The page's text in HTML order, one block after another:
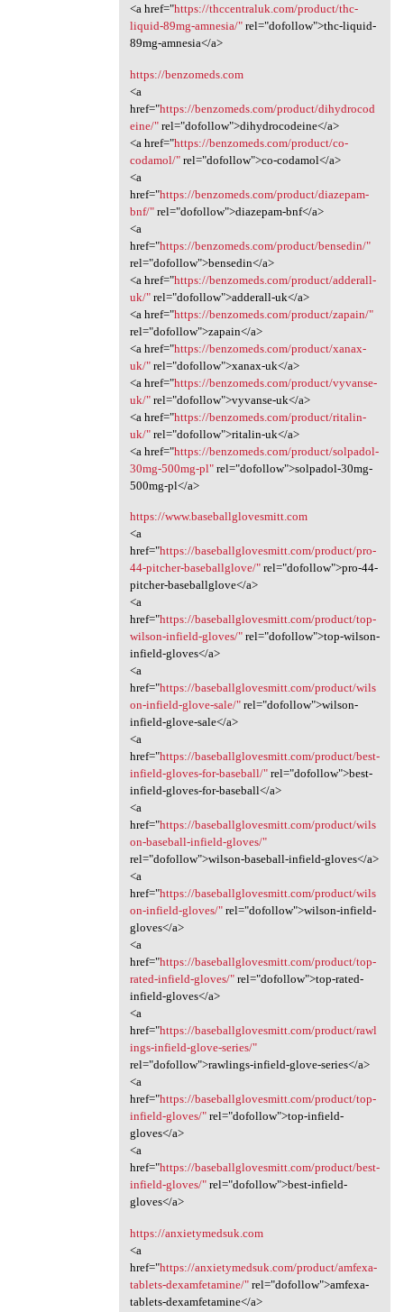
<a href="https://thccentraluk.com/product/thc-
liquid-89mg-amnesia/"rel="dofollow">thc-liquid-
89mg-amnesia</a>
https://benzomeds.com
<a
href="https://benzomeds.com/product/dihydrocod
eine/"rel="dofollow">dihydrocodeine</a>
<a href="https://benzomeds.com/product/co-
codamol/"rel="dofollow">co-codamol</a>
<a
href="https://benzomeds.com/product/diazepam-
bnf/"rel="dofollow">diazepam-bnf</a>
<a
href="https://benzomeds.com/product/bensedin/"
rel="dofollow">bensedin</a>
<a href="https://benzomeds.com/product/adderall-
uk/"rel="dofollow">adderall-uk</a>
<a href="https://benzomeds.com/product/zapain/"
rel="dofollow">zapain</a>
<a href="https://benzomeds.com/product/xanax-
uk/"rel="dofollow">xanax-uk</a>
<a href="https://benzomeds.com/product/vyvanse-
uk/"rel="dofollow">vyvanse-uk</a>
<a href="https://benzomeds.com/product/ritalin-
uk/"rel="dofollow">ritalin-uk</a>
<a href="https://benzomeds.com/product/solpadol-
30mg-500mg-pl"rel="dofollow">solpadol-30mg-
500mg-pl</a>
https://www.baseballglovesmitt.com
<a
href="https://baseballglovesmitt.com/product/pro-
44-pitcher-baseballglove/"rel="dofollow">pro-44-
pitcher-baseballglove</a>
<a
href="https://baseballglovesmitt.com/product/top-
wilson-infield-gloves/"rel="dofollow">top-wilson-
infield-gloves</a>
<a
href="https://baseballglovesmitt.com/product/wils
on-infield-glove-sale/"rel="dofollow">wilson-
infield-glove-sale</a>
<a
href="https://baseballglovesmitt.com/product/best-
infield-gloves-for-baseball/"rel="dofollow">best-
infield-gloves-for-baseball</a>
<a
href="https://baseballglovesmitt.com/product/wils
on-baseball-infield-gloves/"
rel="dofollow">wilson-baseball-infield-gloves</a>
<a
href="https://baseballglovesmitt.com/product/wils
on-infield-gloves/"rel="dofollow">wilson-infield-
gloves</a>
<a
href="https://baseballglovesmitt.com/product/top-
rated-infield-gloves/"rel="dofollow">top-rated-
infield-gloves</a>
<a
href="https://baseballglovesmitt.com/product/rawl
ings-infield-glove-series/"
rel="dofollow">rawlings-infield-glove-series</a>
<a
href="https://baseballglovesmitt.com/product/top-
infield-gloves/"rel="dofollow">top-infield-
gloves</a>
<a
href="https://baseballglovesmitt.com/product/best-
infield-gloves/"rel="dofollow">best-infield-
gloves</a>
https://anxietymedsuk.com
<a
href="https://anxietymedsuk.com/product/amfexa-
tablets-dexamfetamine/"rel="dofollow">amfexa-
tablets-dexamfetamine</a>